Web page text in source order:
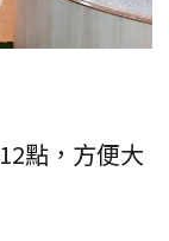
點，方便大